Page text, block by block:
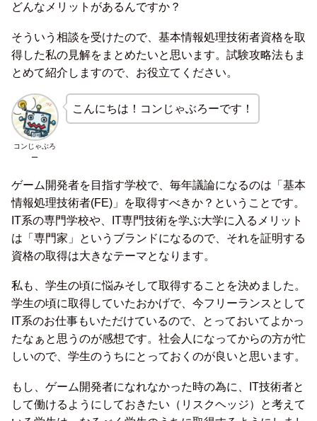
どんなメリットがあるんですか？
そういう相談を受けたので、基本情報処理技術者資格を取
得した私の見解をまとめたいと思います。試験攻略法もま
とめて紹介しますので、お役立てください。
コンじゃぶろ
ー
こんにちは！コンじゃぶろーです！
ゲーム開発者を目指す学校で、毎年議論になるのは「基本
情報処理技術者(FE)」を取得すべきか？ということです。
IT系の専門学校や、IT専門技術を学ぶ大学に入るメリット
は「専門家」というブランドになるので、それを証明する
資格の取得は大きなテーマとなります。
私も、学生の頃に悩みそして取得することを決めました。
学生の頃に取得していたおかげで、今フリーランスとして
IT系のお仕事もいただけているので、とっておいてよかっ
たなぁと思うのが感想です。社会人になってからの方が忙
しいので、学生のうちにとっておくのが良いと思います。
もし、ゲーム開発者になれなかった時の為に、IT技術者と
して働けるようにしておきたい（リスクヘッジ）と考えて